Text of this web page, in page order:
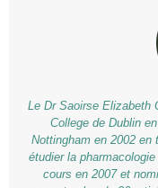
Le Dr Saoirse Elizabeth
College de Dublin
Nottingham en 2002 en
étudier la
cours en 2007 et